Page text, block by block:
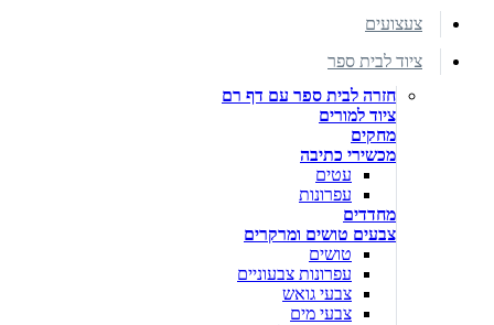
צעצועים
ציוד לבית ספר
חזרה לבית ספר עם דף רם
ציוד למורים
מחקים
מכשירי כתיבה
עטים
עפרונות
מחדדים
צבעים טושים ומרקרים
טושים
עפרונות צבעוניים
צבעי גואש
צבעי מים